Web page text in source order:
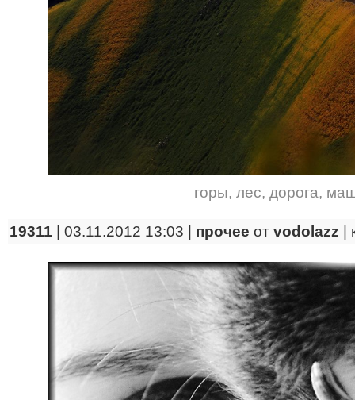
горы, лес, дорога,
19311 | 03.11.2012 13:03 | прочее от vodolazz